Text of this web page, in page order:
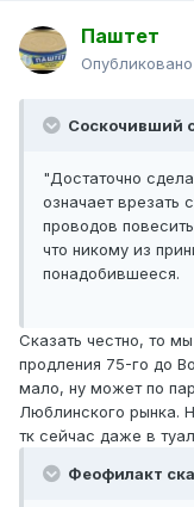
Паштет
Опубликовано
Соскочивший
"Достаточно
означает врезать
проводов
что никому из
понадобившееся.
Сказать честно, то
продления 75-го до
мало, ну может по
Люблинского рынка.
тк сейчас даже в
Феофилакт